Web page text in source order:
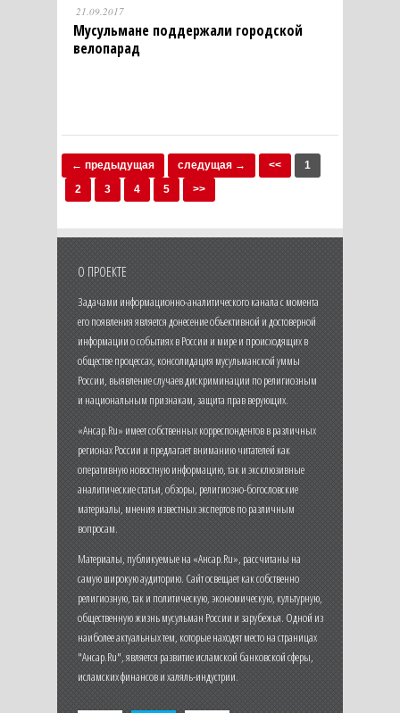
21.09.2017
Мусульмане поддержали городской
велопарад
← предыдущая следущая → <<
1
2
3 4 5 >>
О ПРОЕКТЕ
Задачами информационно-аналитического канала с момента
его появления является донесение объективной и достоверной
информации о событиях в России и мире и происходящих в
обществе процессах, консолидация мусульманской уммы
России, выявление случаев дискриминации по религиозным
и национальным признакам, защита прав верующих.
«Ансар.Ru» имеет собственных корреспондентов в различных
регионах России и предлагает вниманию читателей как
оперативную новостную информацию, так и эксклюзивные
аналитические статьи, обзоры, религиозно-богословские
материалы, мнения известных экспертов по различным
вопросам.
Материалы, публикуемые на «Ансар.Ru», рассчитаны на
самую широкую аудиторию. Сайт освещает как собственно
религиозную, так и политическую, экономическую, культурную,
общественную жизнь мусульман России и зарубежья. Одной из
наиболее актуальных тем, которые находят место на страницах
"Ансар.Ru", является развитие исламской банковской сферы,
исламских финансов и халяль-индустрии.